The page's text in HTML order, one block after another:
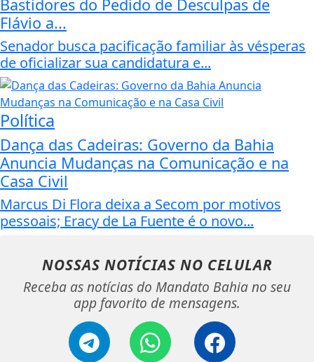
Bastidores do Pedido de Desculpas de
Flávio a...
Senador busca pacificação familiar às vésperas
de oficializar sua candidatura e...
Política
Dança das Cadeiras: Governo da Bahia
Anuncia Mudanças na Comunicação e na
Casa Civil
Marcus Di Flora deixa a Secom por motivos
pessoais; Eracy de La Fuente é o novo...
NOSSAS NOTÍCIAS NO CELULAR
Receba as notícias do Mandato Bahia no seu
app favorito de mensagens.